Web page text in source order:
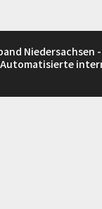
Niedersachsen -
Automatisierte